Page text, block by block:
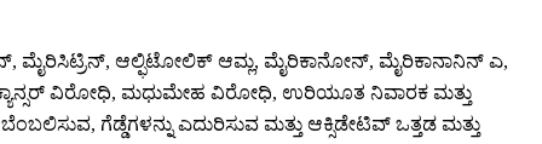
ಮೈರಿಸಿಟ್ರಿನ್, ಆಲ್ಫಿಟೋಲಿಕ್ ಆಮ್ಲ, ಮೈರಿಕಾನೋನ್, ಮೈರಿಕಾನಾನಿನ್ ಎ,
ವಿರೋಧಿ, ಮಧುಮೇಹ ವಿರೋಧಿ, ಉರಿಯೂತ ನಿವಾರಕ ಮತ್ತು
ಗೆಡ್ಡೆಗಳನ್ನು ಎದುರಿಸುವ ಮತ್ತು ಆಕ್ಸಿಡೇಟಿವ್ ಒತ್ತಡ ಮತ್ತು